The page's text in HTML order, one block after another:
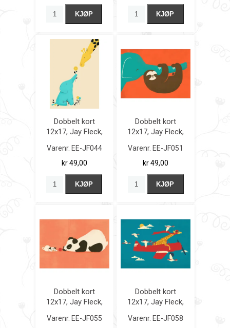
KJØP KJØP
Dobbelt kort
12x17, Jay Fleck,
Varenr. EE-JF044
kr 49,00
KJØP
Dobbelt kort
12x17, Jay Fleck,
Varenr. EE-JF051
kr 49,00
KJØP
Dobbelt kort
12x17, Jay Fleck,
Panda
Varenr. EE-JF055
Dobbelt kort
12x17, Jay Fleck,
Varenr. EE-JF058